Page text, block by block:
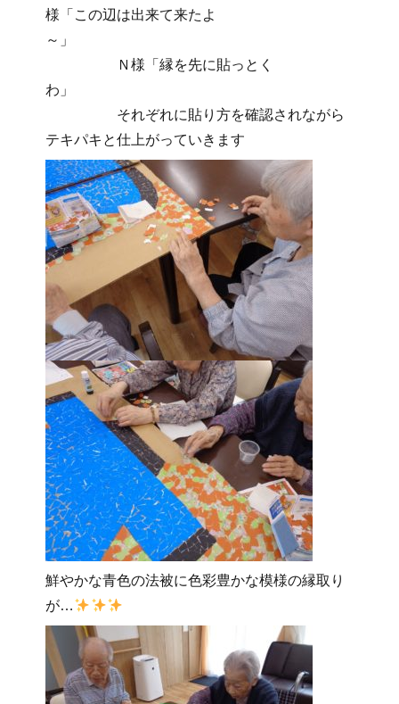
様「この辺は出来て来たよ
～」
Ｎ様「縁を先に貼っとく
わ」
それぞれに貼り方を確認されながら
テキパキと仕上がっていきます
鮮やかな青色の法被に色彩豊かな模様の縁取り
が…